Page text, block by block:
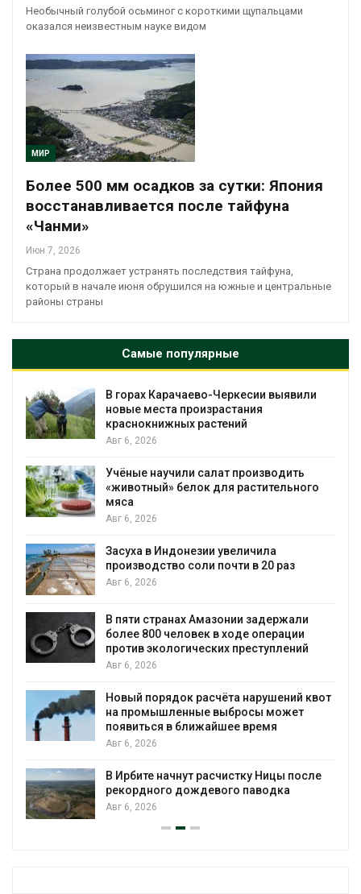
Необычный голубой осьминог с короткими щупальцами
оказался неизвестным науке видом
МИР
Более 500 мм осадков за сутки: Япония
восстанавливается после тайфуна
«Чанми»
Июн 7, 2026
Страна продолжает устранять последствия тайфуна,
который в начале июня обрушился на южные и центральные
районы страны
Самые популярные
В горах Карачаево-Черкесии выявили
новые места произрастания
краснокнижных растений
Авг 6, 2026
Учёные научили салат производить
«животный» белок для растительного
мяса
Авг 6, 2026
Засуха в Индонезии увеличила
производство соли почти в 20 раз
Авг 6, 2026
В пяти странах Амазонии задержали
более 800 человек в ходе операции
против экологических преступлений
Авг 6, 2026
Новый порядок расчёта нарушений квот
на промышленные выбросы может
появиться в ближайшее время
Авг 6, 2026
В Ирбите начнут расчистку Ницы после
рекордного дождевого паводка
Авг 6, 2026